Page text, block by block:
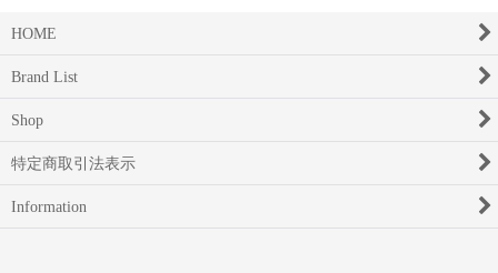
HOME
Brand List
Shop
特定商取引法表示
Information